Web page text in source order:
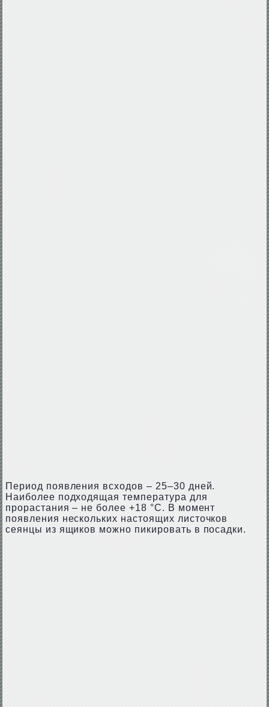
Период появления всходов – 25–30 дней.
Наиболее подходящая температура для
прорастания – не более +18 °С. В момент
появления нескольких настоящих листочков
сеянцы из ящиков можно пикировать в посадки.